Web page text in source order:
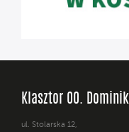
Klasztor OO.
ul. Stolarska 12,